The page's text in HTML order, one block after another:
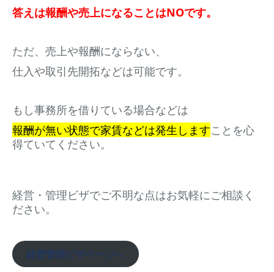
答えは報酬や売上になることはNOです。
ただ、売上や報酬にならない、
仕入や取引先開拓などは可能です。
もし事務所を借りている場合などは
報酬が無い状態で家賃などは発生しますことを心
得ていてください。
経営・管理ビザでご不明な点はお気軽にご相談く
ださい。
経営管理ビザページへ